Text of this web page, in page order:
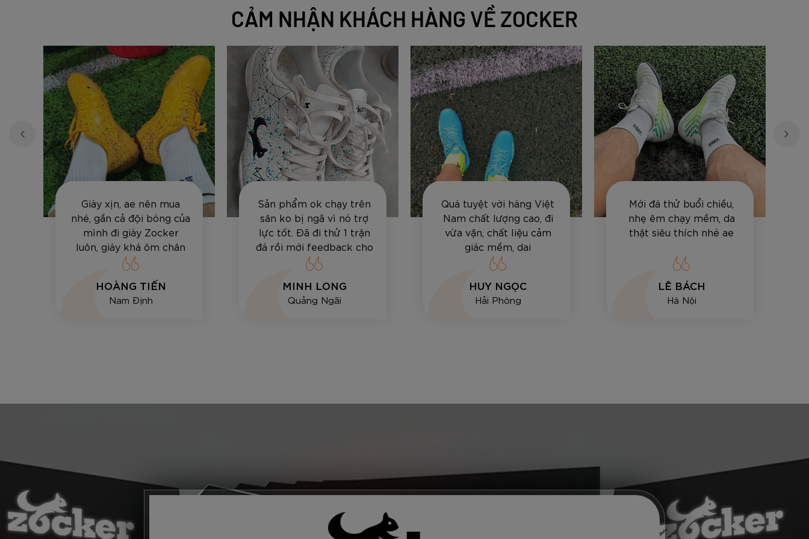
CẢM NHẬN KHÁCH HÀNG VỀ ZOCKER
Giày xịn, ae nên mua
nhé, gần cả đội bóng của
mình đi giày Zocker
luôn, giày khá ôm chân
và bền, vê bóng hay sút
HOÀNG TIẾN
Nam Định
Sản phẩm ok chạy trên
sân ko bị ngã vì nó trợ
lực tốt. Đã đi thử 1 trận
đá rồi mới feedback cho
anh em
MINH LONG
Quảng Ngãi
Quá tuyệt vời hàng Việt
Nam chất lượng cao, đi
vừa vặn, chất liệu cảm
giác mềm, dai
HUY NGỌC
Hải Phòng
Mới đá thử buổi chiều,
nhẹ êm chạy mềm, da
thật siêu thích nhé ae
LÊ BÁCH
Hà Nội